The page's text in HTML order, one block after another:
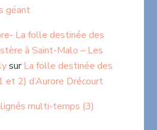
géant
La folle destinée des
à Saint-Malo – Les
surLa folle destinée des
et 2) d’Aurore Drécourt
multi-temps (3)